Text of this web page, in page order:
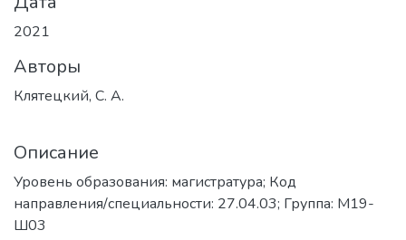
2021
Авторы
Клятецкий, С. А.
Описание
Уровень образования: магистратура; Код
направления/специальности: 27.04.03; Группа: М19-
Ш03